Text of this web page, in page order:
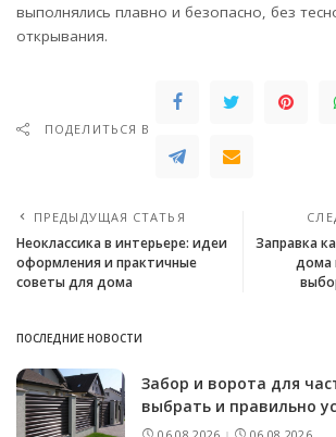
выполнялись плавно и безопасно, без
открывания.
ПОДЕЛИТЬСЯ В
ПРЕДЫДУЩАЯ СТАТЬЯ
Неоклассика в интерьере: идеи
оформления и практичные
советы для дома
Заправка
дома
ПОСЛЕДНИЕ НОВОСТИ
Забор и ворота для
выбрать и правильно